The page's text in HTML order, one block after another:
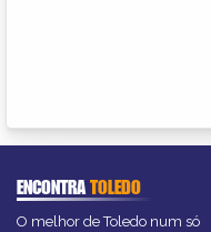
ENCONTRATOLEDO
O melhor de Toledo num só